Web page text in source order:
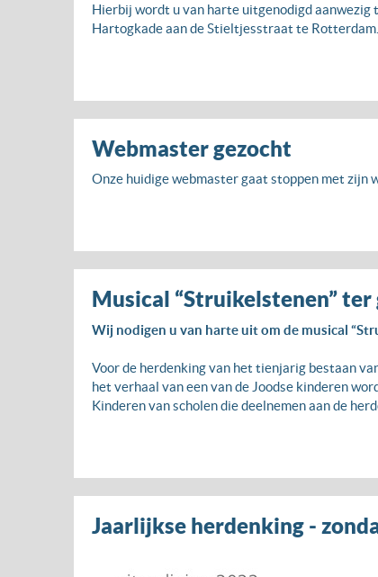
Hierbij wordt u van harte uitgenodigd aanwezig
Hartogkade aan de Stieltjesstraat te Rotterdam.
Webmaster gezocht
Onze huidige webmaster gaat stoppen met zijn
Musical “Struikelstenen”
Wij nodigen u van harte uit om de musical
Voor de herdenking van het tienjarig bestaan
het verhaal van een van de Joodse kinderen
Kinderen van scholen die deelnemen aan de
Jaarlijkse herdenking -